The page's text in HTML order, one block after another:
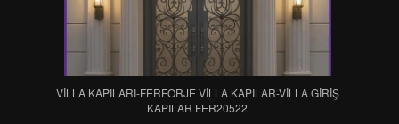
VİLLA KAPILARI-FERFORJE VİLLA KAPILAR-VİLLA GİRİŞ
KAPILAR FER20522